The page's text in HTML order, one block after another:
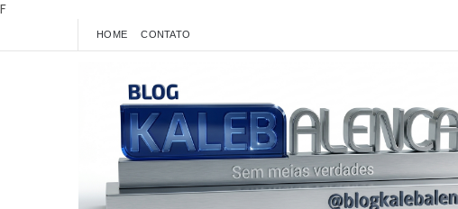
F
HOME CONTATO